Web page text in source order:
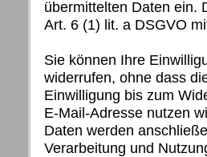
übermittelten Daten ein.
Art. 6 (1) lit. a DSGVO
Sie können Ihre
widerrufen, ohne dass
Einwilligung bis zum
E-Mail-Adresse nutzen
Daten werden
Verarbeitung und